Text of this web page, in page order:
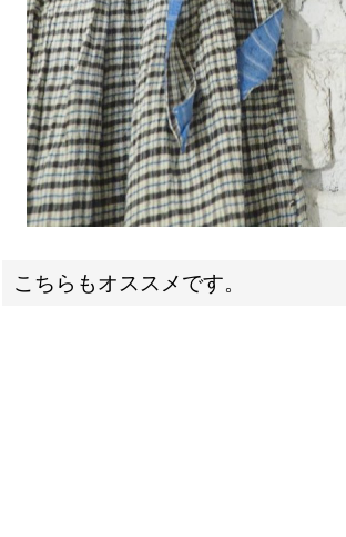
こちらもオススメです。